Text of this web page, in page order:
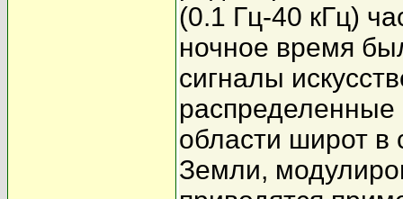
(0.1 Гц-40 кГц)
ночное время
сигналы
области широт
Земли,